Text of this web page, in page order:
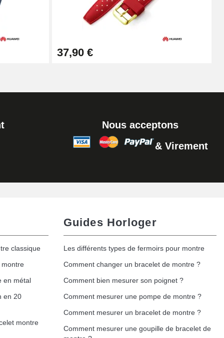
Ajouter au panier
Ajouter au panier
37,90 €
Nous acceptons
& Virement
classique
en métal
en 20
montre
Guides Horloger
Les différents types de fermoirs pour montre
Comment changer un bracelet de montre ?
Comment bien mesurer son poignet ?
Comment mesurer une pompe de montre ?
Comment mesurer un bracelet de montre ?
Comment mesurer une goupille de bracelet de